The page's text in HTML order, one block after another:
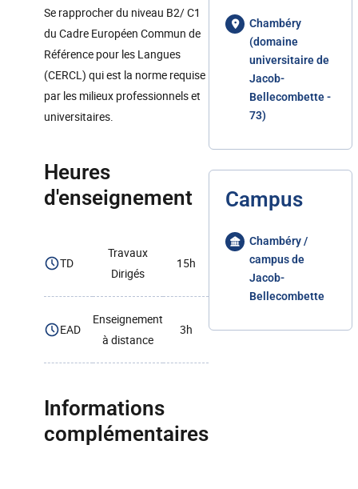
Se rapprocher du niveau B2/ C1
du Cadre Européen Commun de
Référence pour les Langues
(CERCL) qui est la norme requise
par les milieux professionnels et
universitaires.
Heures
d'enseignement
TD
Travaux
Dirigés
15h
EAD
Enseignement
à distance
3h
Informations
complémentaires
Chambéry
(domaine
universitaire de
Jacob-
Bellecombette -
73)
Campus
Chambéry /
campus de
Jacob-
Bellecombette